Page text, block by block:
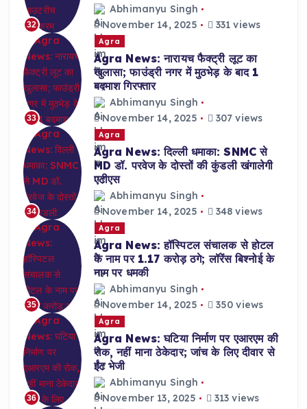
32
Abhimanyu Singh
November 14, 2025
331 views
33
Agra
Agra News: नारायच फैक्ट्री लूट का
खुलासा; फाउंड्री नगर में मुठभेड़ के बाद 1
बदमाश गिरफ्तार
Abhimanyu Singh
November 14, 2025
307 views
34
Agra
Agra News: दिल्ली धमाका: SNMC से
MD डॉ. परवेज के दोस्तों की कुंडली खंगालेगी
एटीएस
Abhimanyu Singh
November 14, 2025
348 views
35
Agra
Agra News: हॉस्पिटल संचालक से होटल
के नाम पर 1.17 करोड़ ठगे; लॉरेंस बिश्नोई के
नाम पर धमकी
Abhimanyu Singh
November 14, 2025
350 views
36
Agra
Agra News: घटिया निर्माण पर एआरएम की
रोक, नहीं माना ठेकेदार; जांच के लिए दीवार से
ईंट भेजी
Abhimanyu Singh
November 13, 2025
313 views